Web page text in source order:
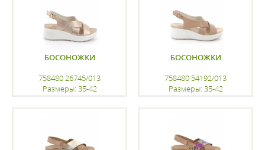
БОСОНОЖКИ
758480 26745/013
Размеры: 35-42
БОСОНОЖКИ
758480 54192/013
Размеры: 35-42